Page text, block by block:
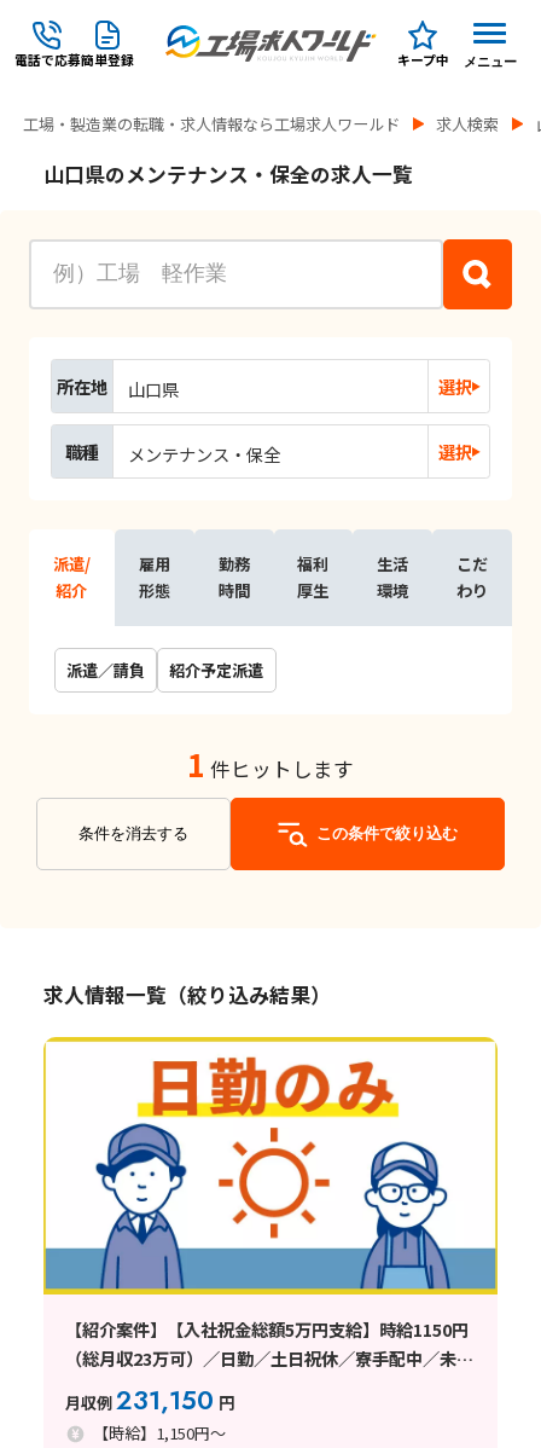
電話で応募簡単登録 キープ中 メニュー
工場・製造業の転職・求人情報なら工場求人ワールド 求人検索
山口県のメンテナンス・保全の求人一覧
所在地 山口県 選択
職種 メンテナンス・保全 選択
派遣/
紹介
雇用
形態
勤務
時間
福利
厚生
生活
環境
こだ
わり
派遣／請負 紹介予定派遣
1 件ヒットします
条件を消去する この条件で絞り込む
求人情報一覧（絞り込み結果）
【紹介案件】【入社祝金総額5万円支給】時給1150円
（総月収23万可）／日勤／土日祝休／寮手配中／未経
験者歓迎
月収例231,150 円
【時給】1,150円～